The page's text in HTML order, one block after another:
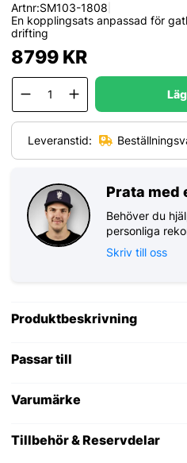
Artnr:SM103-1808
En kopplingsats anpassad för
drifting
8799KR
Leveranstid:
Prata med
Behöver du
personliga
Skriv till oss
Produktbeskrivning
Passar till
Varumärke
Tillbehör & Reservdelar